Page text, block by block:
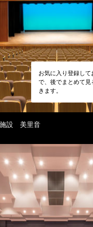
お気に入り登録して
で、後でまとめて見
きます。
施設 美里音